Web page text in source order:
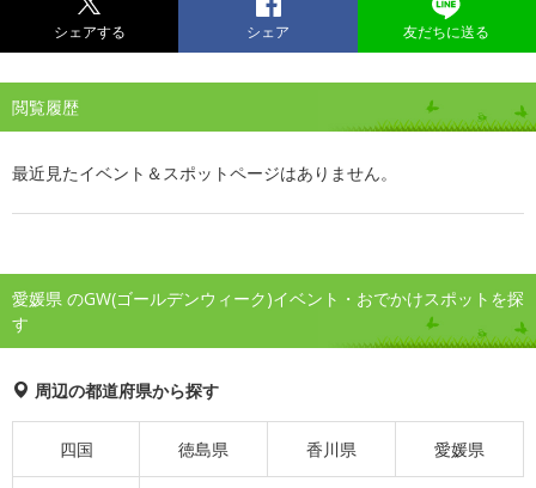
シェアする シェア 友だちに送る
閲覧履歴
最近見たイベント＆スポットページはありません。
愛媛県 のGW(ゴールデンウィーク)イベント・おでかけスポットを探
す
周辺の都道府県から探す
四国 徳島県 香川県 愛媛県